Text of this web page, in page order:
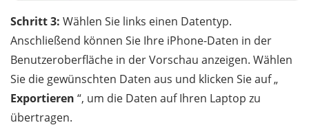
Schritt 3: Wählen Sie links einen Datentyp.
Anschließend können Sie Ihre iPhone-Daten in der
Benutzeroberfläche in der Vorschau anzeigen. Wählen
Sie die gewünschten Daten aus und klicken Sie auf „
Exportieren “, um die Daten auf Ihren Laptop zu
übertragen.